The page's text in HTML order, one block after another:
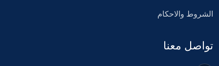
الشروط والاحكام
تواصل معنا